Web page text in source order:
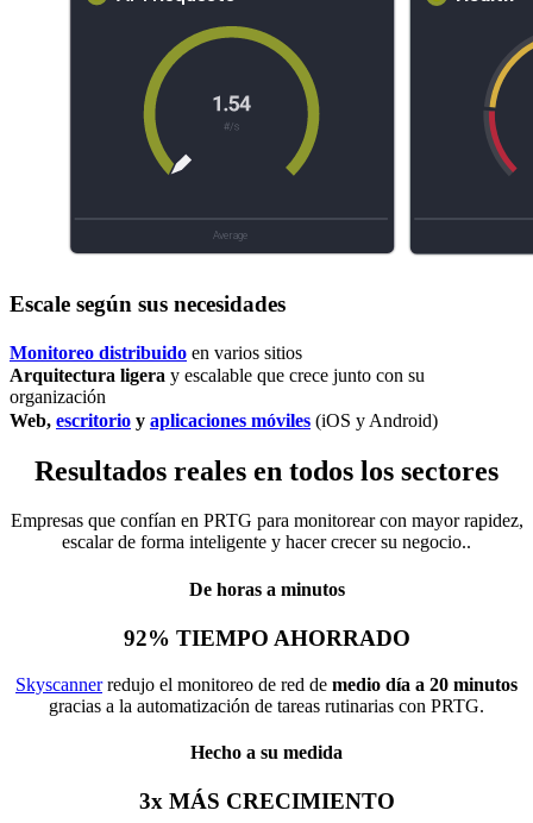
Escale según sus necesidades
Monitoreo distribuido en varios sitios
Arquitectura ligera y escalable que crece junto con su
organización
Web, escritorio y aplicaciones móviles (iOS y Android)
Resultados reales en todos los sectores
Empresas que confían en PRTG para monitorear con mayor rapidez,
escalar de forma inteligente y hacer crecer su negocio..
De horas a minutos
92% TIEMPO AHORRADO
Skyscannerredujo el monitoreo de red de medio día a 20 minutos
gracias a la automatización de tareas rutinarias con PRTG.
Hecho a su medida
3x MÁS CRECIMIENTO